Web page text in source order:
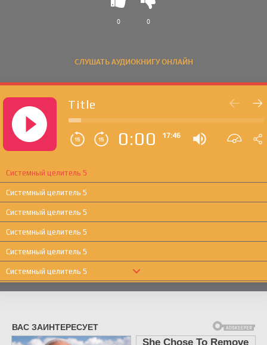
СЛУШАТЬ АУДИОКНИГУ ОНЛАЙН
0 0
Title
0:00 17:46
Системный целитель 5
Системный целитель 5
Системный целитель 5
Системный целитель 5
Системный целитель 5
Системный целитель 5
Системный целитель 5
Системный целитель 5